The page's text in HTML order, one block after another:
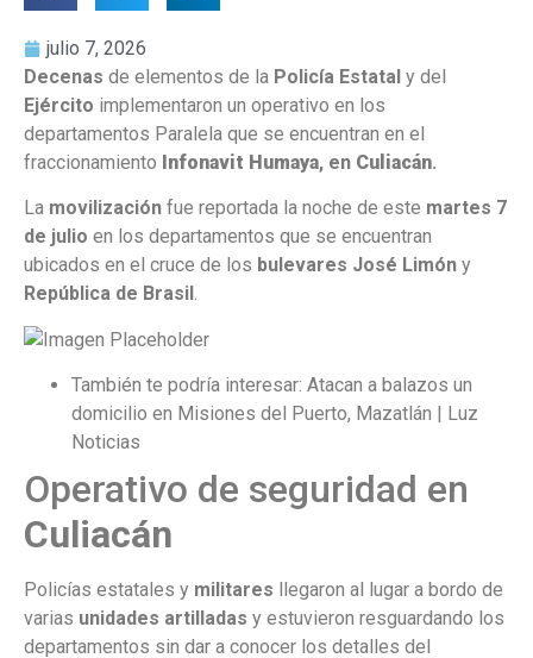
julio 7, 2026
Decenas de elementos de la Policía Estatal y del
Ejército implementaron un operativo en los
departamentos Paralela que se encuentran en el
fraccionamiento Infonavit Humaya, en Culiacán.
La movilización fue reportada la noche de este martes 7
de julio en los departamentos que se encuentran
ubicados en el cruce de los bulevares José Limón y
República de Brasil .
También te podría interesar: Atacan a balazos un
domicilio en Misiones del Puerto, Mazatlán | Luz
Noticias
Operativo de seguridad en
Culiacán
Policías estatales y militares llegaron al lugar a bordo de
varias unidades artilladas y estuvieron resguardando los
departamentos sin dar a conocer los detalles del